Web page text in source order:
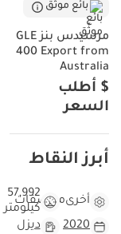
بائع موثّق
مرسيدس بنز GLE
400 Export from
Australia
$ أطلب
السعر
أبرز النقاط
أخرىمواصفات
57,992
كيلومتر
2020
ديزل